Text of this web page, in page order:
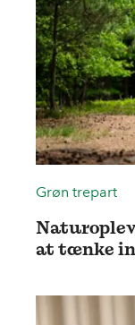
Grøn trepart
at tænke